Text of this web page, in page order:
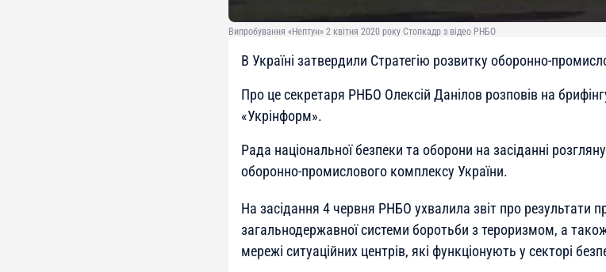
Випробування «Нептун» 2 квітня 2020 року Стопкадр з відео РНБО
В Україні затвердили Стратегію розвитку оборонно-
Про це секретаря РНБО Олексій Данілов розповів на
«Укрінформ».
Рада національної безпеки та оборони на засіданні
оборонно-промислового комплексу України.
На засідання 4 червня РНБО ухвалила звіт про результати
загальнодержавної системи боротьби з тероризмом, а
мережі ситуаційних центрів, які функціонують у секторі